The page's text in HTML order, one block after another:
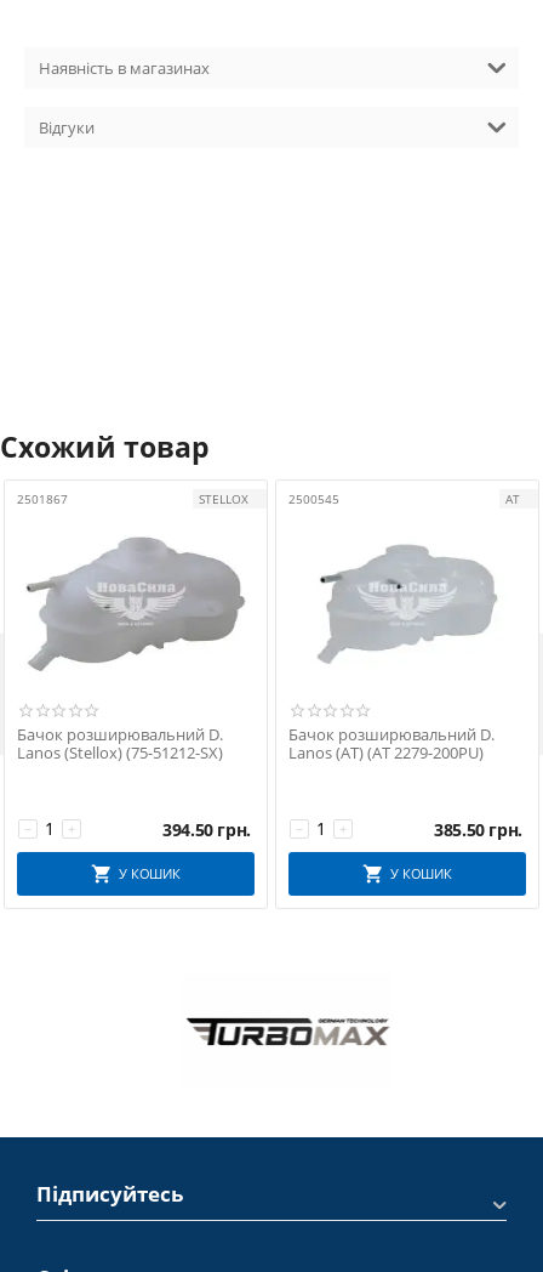
Наявність в магазинах
Відгуки
Схожий товар
2501867 STELLOX
Бачок розширювальний D.
Lanos (Stellox) (75-51212-SX)
+
− 394.50 грн.
У КОШИК
2500545 АТ
Бачок розширювальний D.
Lanos (АТ) (AT 2279-200PU)
+
− 385.50 грн.
У КОШИК
Підписуйтесь